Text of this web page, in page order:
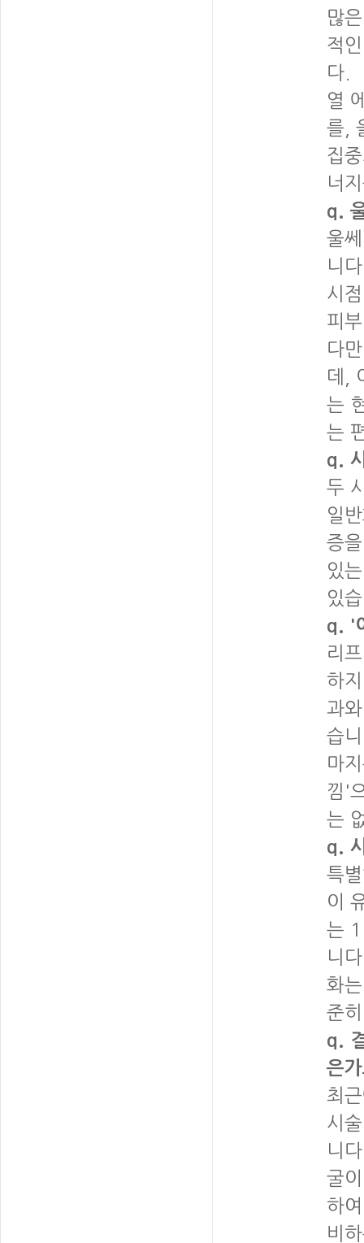
많
적
다.
열
를,
집
너
q.
울
니
시
피
다
데,
는
는
q.
두
일
증
있
있
q. '
리
하
과
습
마
낌'
는
q.
특
이
는 1
니
화
준
q.
은
최
시
니
굴
하
비